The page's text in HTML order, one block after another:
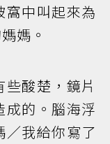
窩中叫起來為
媽。
酸楚，鏡片
成的。腦海浮
／我給你寫了